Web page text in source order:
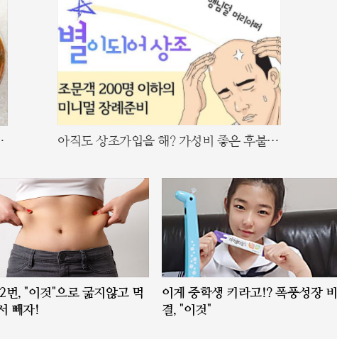
아직도 상조가입을 해? 가성비 좋은 후불제
번, "이것"으로 굶지않고 먹
빼자!
이게 중학생 키라고!? 폭풍성장 비
결, "이것"